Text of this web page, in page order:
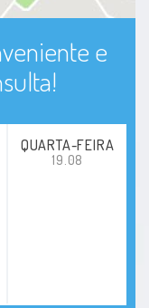
e
QUARTA-FEIRA
19.08